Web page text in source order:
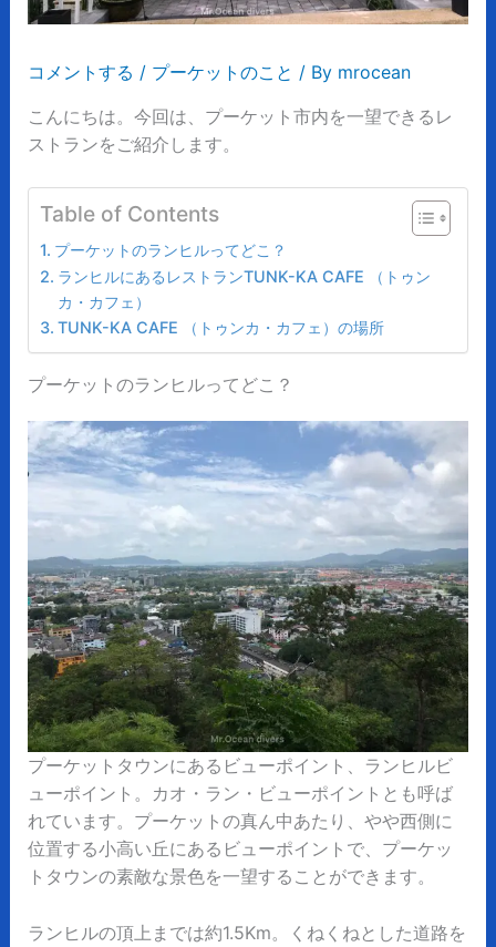
コメントする / プーケットのこと / By mrocean
こんにちは。今回は、プーケット市内を一望できるレ
ストランをご紹介します。
Table of Contents
プーケットのランヒルってどこ？
ランヒルにあるレストランTUNK-KA CAFE （トゥン
カ・カフェ）
TUNK-KA CAFE （トゥンカ・カフェ）の場所
プーケットのランヒルってどこ？
プーケットタウンにあるビューポイント、ランヒルビ
ューポイント。カオ・ラン・ビューポイントとも呼ば
れています。プーケットの真ん中あたり、やや西側に
位置する小高い丘にあるビューポイントで、プーケッ
トタウンの素敵な景色を一望することができます。
ランヒルの頂上までは約1.5Km。くねくねとした道路を